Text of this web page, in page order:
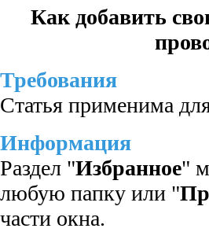
Как добавить
Требования
Статья применима
Информация
Раздел "Избранное"
любую папку или "
части окна.